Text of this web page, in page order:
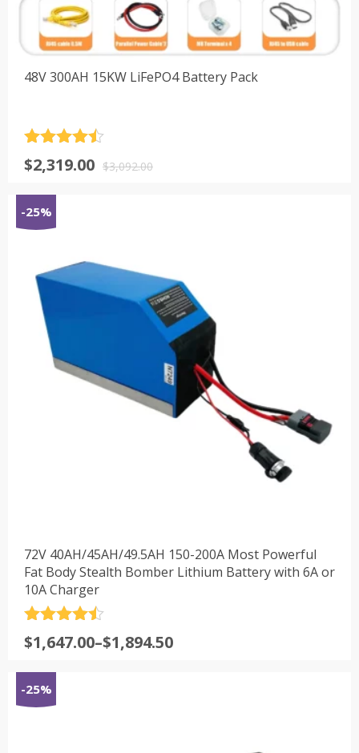
48V 300AH 15KW LiFePO4 Battery Pack
&sol; 5
$3,092.00
原
$3,092.00。
$2,319.00
当
格
$2,319.00。
-25%
72V 40AH/45AH/49.5AH 150-200A Most Powerful
Fat Body Stealth Bomber Lithium Battery with 6A or
10A Charger
&sol; 5
$1,647.00–$1,894.50
-25%